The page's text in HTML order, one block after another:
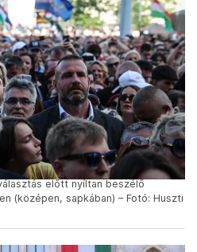
előtt nyíltan beszélő
(középen, sapkában) – Fotó: Huszti